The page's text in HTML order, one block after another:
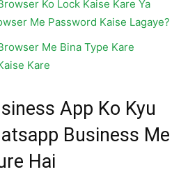
Ko Lock Kaise Kare Ya
Me Password Kaise Lagaye?
Me Bina Type Kare
Kare
App Ko Kyu
Business Me
Hai